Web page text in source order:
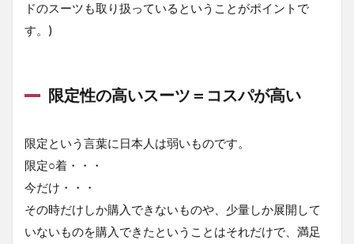
ドのスーツも取り扱っているということがポイントで
す。)
限定性の高いスーツ＝コスパが高い
限定という言葉に日本人は弱いものです。
限定○着・・・
今だけ・・・
その時だけしか購入できないものや、少量しか展開して
いないものを購入できたということはそれだけで、満足